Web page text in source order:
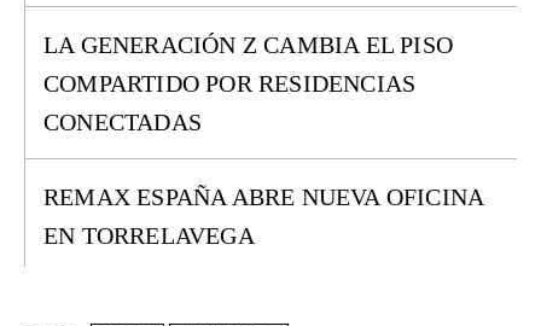
LA GENERACIÓN Z CAMBIA EL PISO
COMPARTIDO POR RESIDENCIAS
CONECTADAS
REMAX ESPAÑA ABRE NUEVA OFICINA
EN TORRELAVEGA